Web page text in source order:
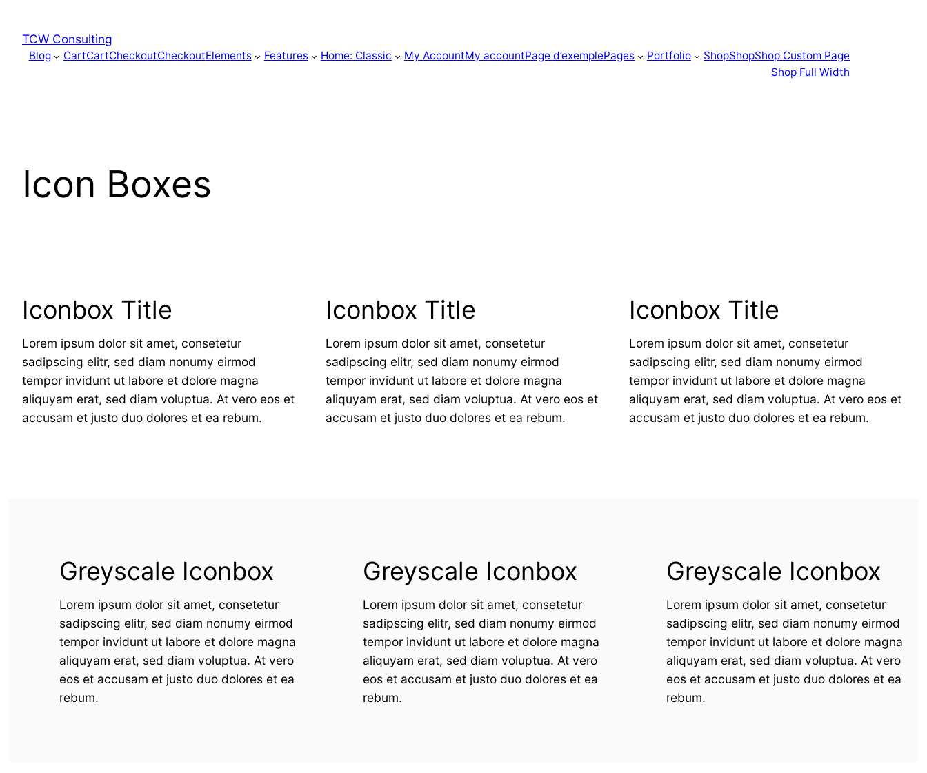
contentTCW Consulting
Blog CartCartCheckoutCheckoutElements Features Home: Classic My AccountMy accountPage d’exemplePages Portfolio ShopShopShop Custom Page
Shop Full Width
Icon Boxes
Iconbox Title
Lorem ipsum dolor sit amet, consetetur
sadipscing elitr, sed diam nonumy eirmod
tempor invidunt ut labore et dolore magna
aliquyam erat, sed diam voluptua. At vero eos et
accusam et justo duo dolores et ea rebum.
Iconbox Title
Lorem ipsum dolor sit amet, consetetur
sadipscing elitr, sed diam nonumy eirmod
tempor invidunt ut labore et dolore magna
aliquyam erat, sed diam voluptua. At vero eos et
accusam et justo duo dolores et ea rebum.
Iconbox Title
Lorem ipsum dolor sit amet, consetetur
sadipscing elitr, sed diam nonumy eirmod
tempor invidunt ut labore et dolore magna
aliquyam erat, sed diam voluptua. At vero eos et
accusam et justo duo dolores et ea rebum.
Greyscale Iconbox
Lorem ipsum dolor sit amet, consetetur
sadipscing elitr, sed diam nonumy eirmod
tempor invidunt ut labore et dolore magna
aliquyam erat, sed diam voluptua. At vero
eos et accusam et justo duo dolores et ea
rebum.
Greyscale Iconbox
Lorem ipsum dolor sit amet, consetetur
sadipscing elitr, sed diam nonumy eirmod
tempor invidunt ut labore et dolore magna
aliquyam erat, sed diam voluptua. At vero
eos et accusam et justo duo dolores et ea
rebum.
Greyscale Iconbox
Lorem ipsum dolor sit amet, consetetur
sadipscing elitr, sed diam nonumy eirmod
tempor invidunt ut labore et dolore magna
aliquyam erat, sed diam voluptua. At vero
eos et accusam et justo duo dolores et ea
rebum.